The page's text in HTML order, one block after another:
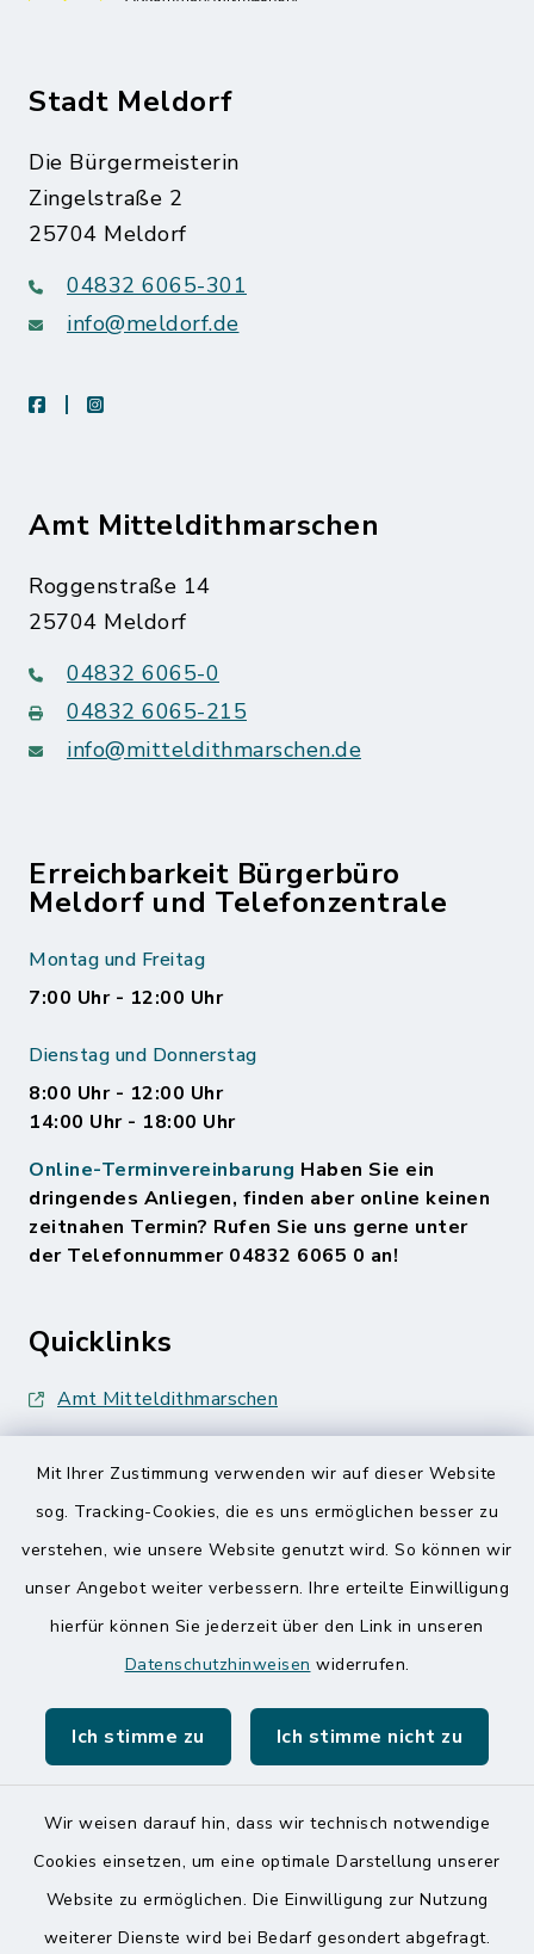
Mit Ihrer Zustimmung verwenden wir auf dieser Website
sog. Tracking-Cookies, die es uns ermöglichen besser zu
verstehen, wie unsere Website genutzt wird. So können wir
unser Angebot weiter verbessern. Ihre erteilte Einwilligung
hierfür können Sie jederzeit über den Link in unseren
Datenschutzhinweisen widerrufen.
Ich stimme zu Ich stimme nicht zu
Wir weisen darauf hin, dass wir technisch notwendige
Cookies einsetzen, um eine optimale Darstellung unserer
Website zu ermöglichen. Die Einwilligung zur Nutzung
weiterer Dienste wird bei Bedarf gesondert abgefragt.
Stadt Meldorf
Die Bürgermeisterin
Zingelstraße 2
25704 Meldorf
04832 6065-301
info@meldorf.de
facebookinstagram
Amt Mitteldithmarschen
Roggenstraße 14
25704 Meldorf
04832 6065-0
04832 6065-215
info@mitteldithmarschen.de
Erreichbarkeit Bürgerbüro
Meldorf und Telefonzentrale
Montag und Freitag
7:00 Uhr - 12:00 Uhr
Dienstag und Donnerstag
8:00 Uhr - 12:00 Uhr
14:00 Uhr - 18:00 Uhr
Online-Terminvereinbarung Haben Sie ein
dringendes Anliegen, finden aber online keinen
zeitnahen Termin? Rufen Sie uns gerne unter
der Telefonnummer 04832 6065 0 an!
Quicklinks
Amt Mitteldithmarschen
Nationalpark Wattenmeer
Kontakt
Barrierefreiheit
Impressum
Sitemap